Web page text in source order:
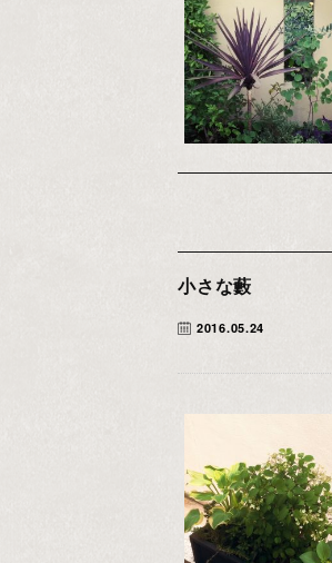
小さな藪
2016.05.24